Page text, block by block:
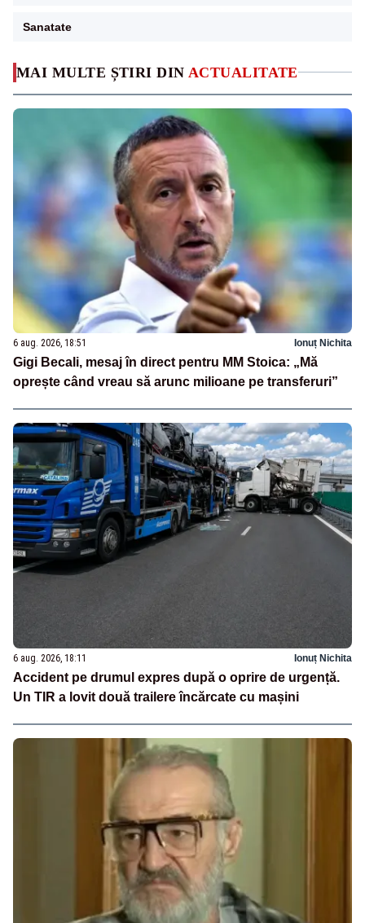
MAI MULTE ȘTIRI DIN ACTUALITATE
6 aug. 2026, 18:51 Ionuț Nichita
Gigi Becali, mesaj în direct pentru MM Stoica: „Mă
oprește când vreau să arunc milioane pe transferuri”
6 aug. 2026, 18:11 Ionuț Nichita
Accident pe drumul expres după o oprire de urgență.
Un TIR a lovit două trailere încărcate cu mașini
Sanatate